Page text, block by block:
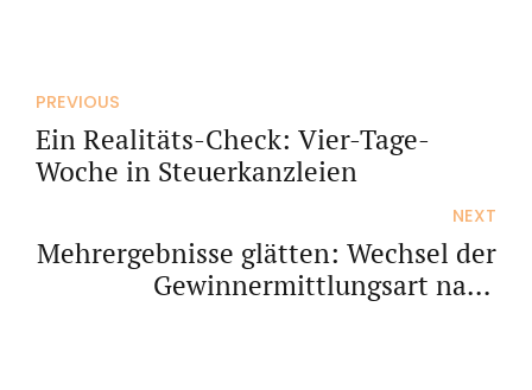
PREVIOUS
Ein Realitäts-Check: Vier-Tage-
Woche in Steuerkanzleien
NEXT
Mehrergebnisse glätten: Wechsel der
Gewinnermittlungsart nach